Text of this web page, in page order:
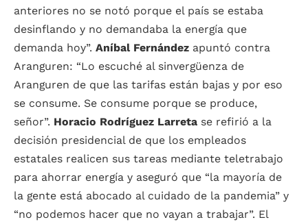
anteriores no se notó porque el país se estaba
desinflando y no demandaba la energía que
demanda hoy”. Aníbal Fernández apuntó contra
Aranguren: “Lo escuché al sinvergüenza de
Aranguren de que las tarifas están bajas y por eso
se consume. Se consume porque se produce,
señor”. Horacio Rodríguez Larreta se refirió a la
decisión presidencial de que los empleados
estatales realicen sus tareas mediante teletrabajo
para ahorrar energía y aseguró que “la mayoría de
la gente está abocado al cuidado de la pandemia” y
“no podemos hacer que no vayan a trabajar”. El